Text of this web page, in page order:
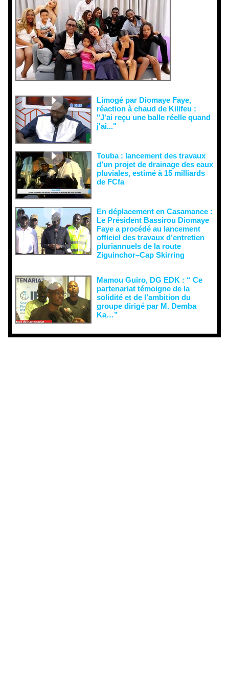
Limogé par Diomaye Faye,
réaction à chaud de Kilifeu :
"J'ai reçu une balle réelle quand
j'ai..."
Touba : lancement des travaux
d’un projet de drainage des eaux
pluviales, estimé à 15 milliards
de FCfa ‎
En déplacement en Casamance :
Le Président Bassirou Diomaye
Faye a procédé au lancement
officiel des travaux d’entretien
pluriannuels de la route
Ziguinchor–Cap Skirring
Mamou Guiro, DG EDK : “ Ce
partenariat témoigne de la
solidité et de l’ambition du
groupe dirigé par M. Demba
Ka…”